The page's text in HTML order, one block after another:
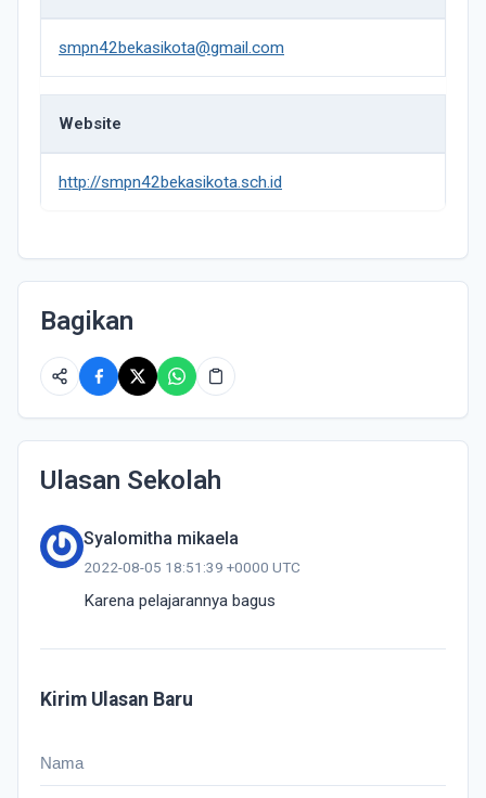
smpn42bekasikota@gmail.com
Website
http://smpn42bekasikota.sch.id
Bagikan
Ulasan Sekolah
Syalomitha mikaela
2022-08-05 18:51:39 +0000 UTC
Karena pelajarannya bagus
Kirim Ulasan Baru